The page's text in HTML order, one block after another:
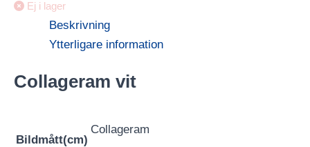
Ej i lager
Beskrivning
Ytterligare information
Collageram vit
Bildmått(cm)
Collageram